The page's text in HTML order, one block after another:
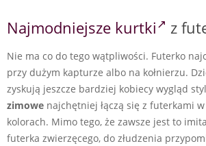
Najmodniejsze kurtki z
Nie ma co do tego wątpliwości. Futerko
przy dużym kapturze albo na kołnierzu.
zyskują jeszcze bardziej kobiecy wygląd
zimowe najchętniej łączą się z futerkami
kolorach. Mimo tego, że zawsze jest to
futerka zwierzęcego, do złudzenia